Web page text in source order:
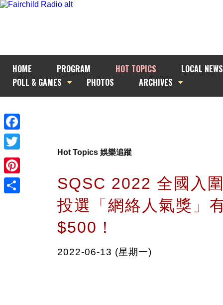
HOME PROGRAM HOT TOPICS
LOCAL NEWS
POLL & GAMES
PHOTOS ARCHIVES
Facebook
Twitter
Pinterest
Hot Topics 娛樂追蹤
SQSC 2022 全國入
投選「網絡人氣獎」
$500！
2022-06-13 (星期一)